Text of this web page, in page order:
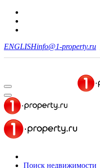
ENGLISHinfo@1-property.ru
Поиск недвижимости